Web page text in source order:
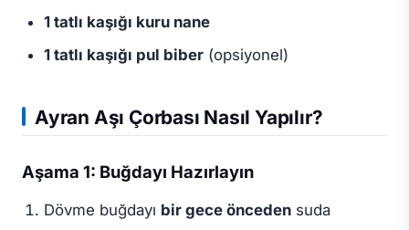
1 tatlı kaşığı kuru nane
1 tatlı kaşığı pul biber(opsiyonel)
Ayran Aşı Çorbası Nasıl Yapılır?
Aşama 1: Buğdayı Hazırlayın
Dövme buğdayı bir gece öncedensuda